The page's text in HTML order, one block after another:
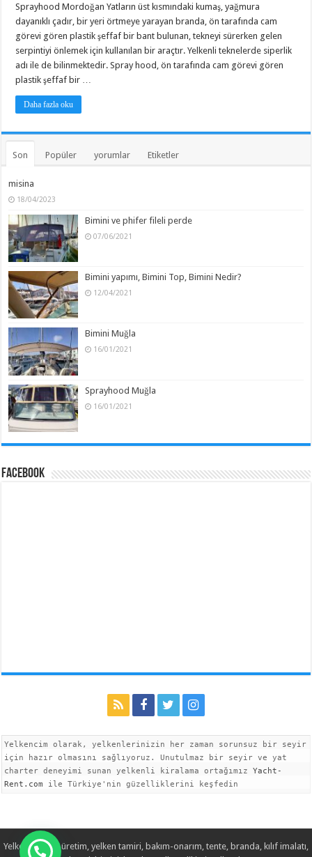
Sprayhood Mordoğan Yatların üst kısmındaki kumaş, yağmura
dayanıklı çadır, bir yeri örtmeye yarayan branda, ön tarafında cam
görevi gören plastik şeffaf bir bant bulunan, tekneyi sürerken gelen
serpintiyi önlemek için kullanılan bir araçtır. Yelkenli teknelerde siperlik
adı ile de bilinmektedir. Spray hood, ön tarafında cam görevi gören
plastik şeffaf bir …
Daha fazla oku
Son Popüler yorumlar Etiketler
misina
18/04/2023
Bimini ve phifer fileli perde
07/06/2021
Bimini yapımı, Bimini Top, Bimini Nedir?
12/04/2021
Bimini Muğla
16/01/2021
Sprayhood Muğla
16/01/2021
Facebook
Yelkencim olarak, yelkenlerinizin her zaman sorunsuz bir seyir
için hazır olmasını sağlıyoruz. Unutulmaz bir seyir ve yat
charter deneyimi sunan yelkenli kiralama ortağımız Yacht-
Rent.com ile Türkiye'nin güzelliklerini keşfedin
Yelken imalatı, üretim, yelken tamiri, bakım-onarım, tente, branda, kılıf imalatı,